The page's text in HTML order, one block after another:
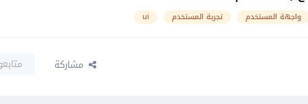
واجهة المستخدم تجربة المستخدم ui
مشاركة